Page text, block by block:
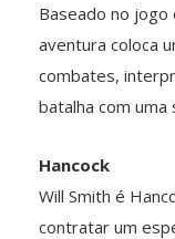
Baseado no
aventura coloca
combates,
batalha com
Hancock
Will Smith é
contratar um